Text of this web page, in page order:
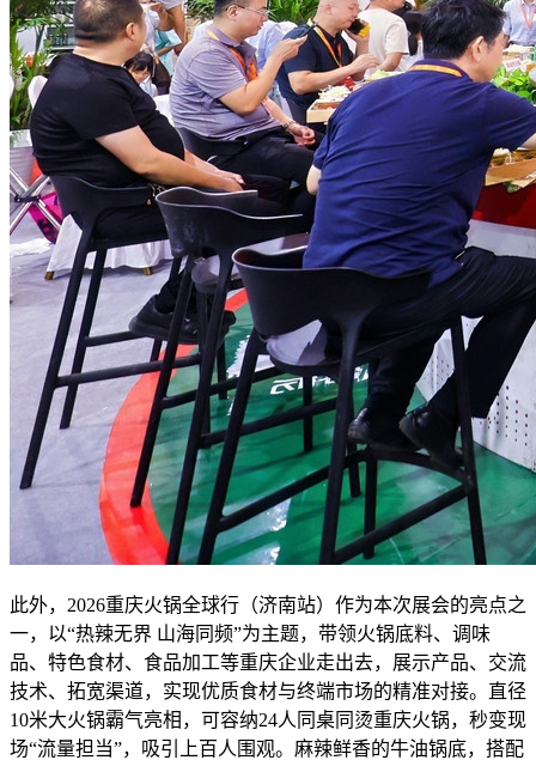
此外，2026重庆火锅全球行（济南站）作为本次展会的亮点之
一，以“热辣无界 山海同频”为主题，带领火锅底料、调味
品、特色食材、食品加工等重庆企业走出去，展示产品、交流
技术、拓宽渠道，实现优质食材与终端市场的精准对接。直径
10米大火锅霸气亮相，可容纳24人同桌同烫重庆火锅，秒变现
场“流量担当”，吸引上百人围观。麻辣鲜香的牛油锅底，搭配